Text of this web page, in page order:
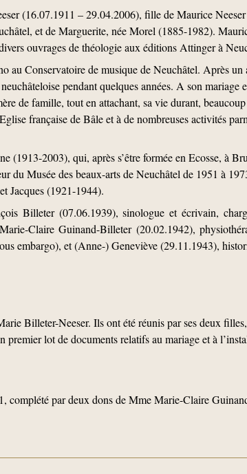
(16.07.1911 – 29.04.2006), fille de Maurice
et de Marguerite, née Morel (1885-1982).
ouvrages de théologie aux éditions Attinger à
au Conservatoire de musique de Neuchâtel. Après un
pendant quelques années. A son mariage
de famille, tout en attachant, sa vie durant,
française de Bâle et à de nombreuses activités
2003), qui, après s’être formée en Ecosse, à
du Musée des beaux-arts de Neuchâtel de 1951 à
Jacques (1921-1944).
Billeter (07.06.1939), sinologue et écrivain,
Claire Guinand-Billeter (20.02.1942),
embargo), et (Anne-) Geneviève (29.11.1943),
Billeter-Neeser. Ils ont été réunis par ses deux
lot de documents relatifs au mariage et à
complété par deux dons de Mme Marie-Claire